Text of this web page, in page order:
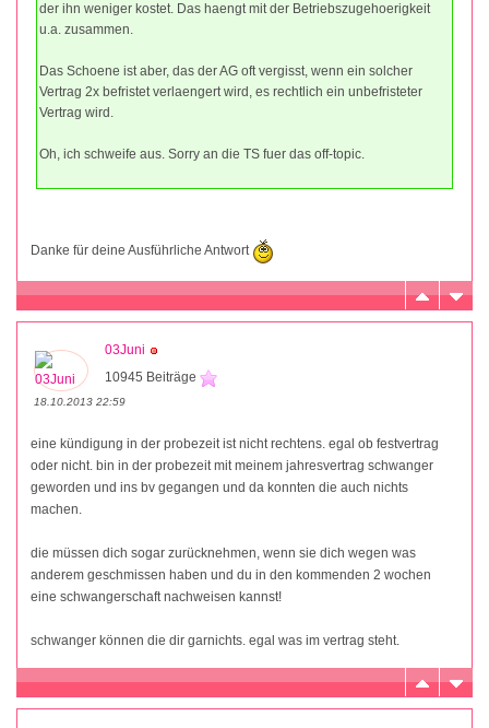
der ihn weniger kostet. Das haengt mit der Betriebszugehoerigkeit
u.a. zusammen.
Das Schoene ist aber, das der AG oft vergisst, wenn ein solcher
Vertrag 2x befristet verlaengert wird, es rechtlich ein unbefristeter
Vertrag wird.
Oh, ich schweife aus. Sorry an die TS fuer das off-topic.
Danke für deine Ausführliche Antwort
03Juni
10945 Beiträge
18.10.2013 22:59
eine kündigung in der probezeit ist nicht rechtens. egal ob festvertrag
oder nicht. bin in der probezeit mit meinem jahresvertrag schwanger
geworden und ins bv gegangen und da konnten die auch nichts
machen.
die müssen dich sogar zurücknehmen, wenn sie dich wegen was
anderem geschmissen haben und du in den kommenden 2 wochen
eine schwangerschaft nachweisen kannst!
schwanger können die dir garnichts. egal was im vertrag steht.